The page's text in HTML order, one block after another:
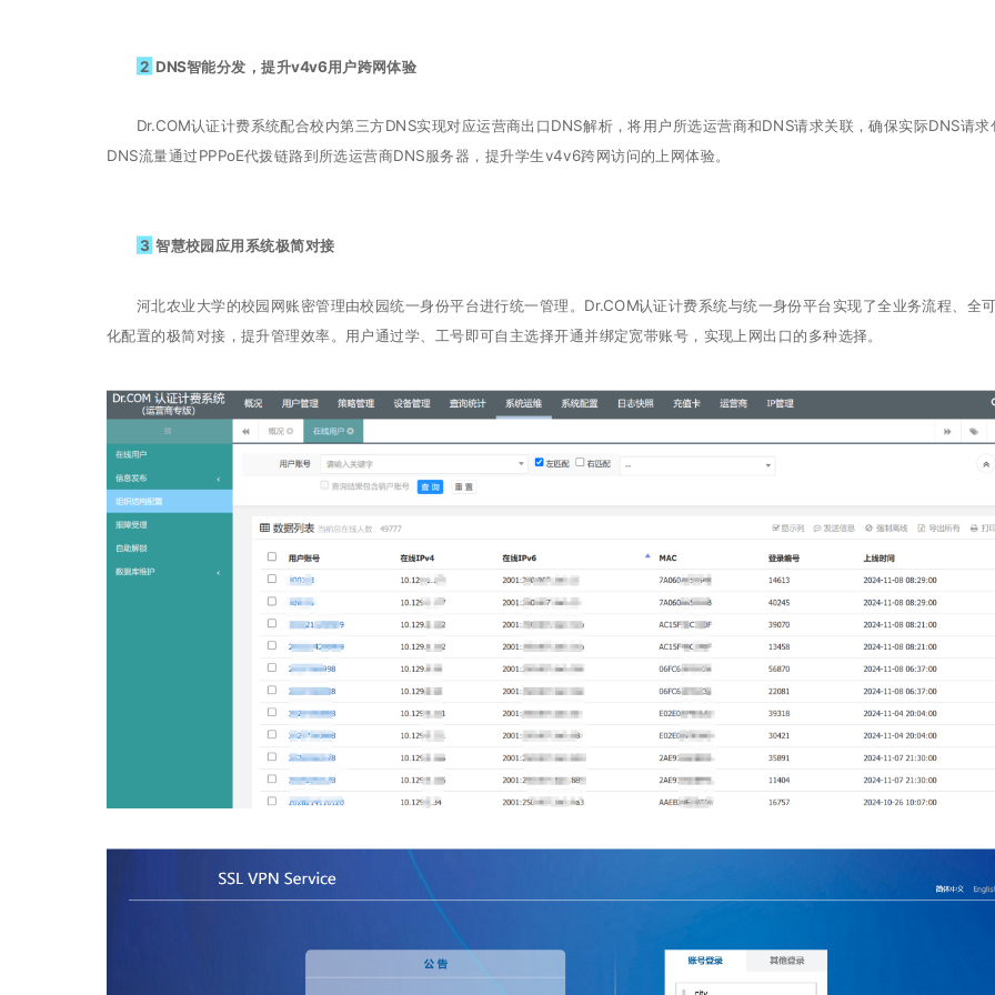
2 DNS智能分发，提升v4v6用户跨网体验
Dr.COM认证计费系统配合校内第三方DNS实现对应运营商出口DNS解析，将用户所选运营商和DNS请求关联，确保实际DNS请求
DNS流量通过PPPoE代拨链路到所选运营商DNS服务器，提升学生v4v6跨网访问的上网体验。
3 智慧校园应用系统极简对接
河北农业大学的校园网账密管理由校园统一身份平台进行统一管理。Dr.COM认证计费系统与统一身份平台实现了全业务流程、全
化配置的极简对接，提升管理效率。用户通过学、工号即可自主选择开通并绑定宽带账号，实现上网出口的多种选择。